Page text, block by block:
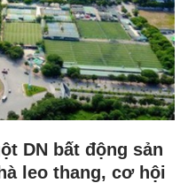
DN bất động sản
leo thang, cơ hội